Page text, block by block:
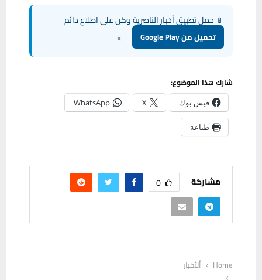
📱 حمل تطبيق أخبار الناصرية وكن على اطلاع دائم
تحميل من Google Play ×
شارك هذا الموضوع:
فيس بوك X
WhatsApp
طباعة
مشاركة 0
Home
ألأخبار